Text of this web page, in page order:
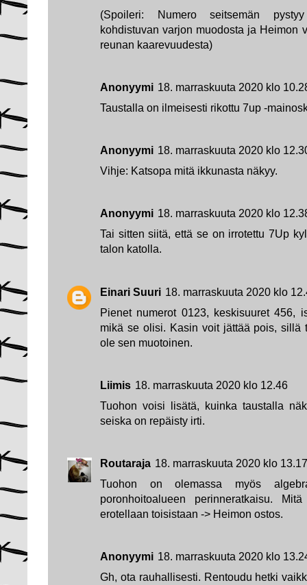
(Spoileri: Numero seitsemän
kohdistuvan varjon muodosta ja Heimon
reunan kaarevuudesta)
Anonyymi 18. marraskuuta 2020 klo
Taustalla on ilmeisesti rikottu 7up -
Anonyymi 18. marraskuuta 2020 klo
Vihje: Katsopa mitä ikkunasta näkyy.
Anonyymi 18. marraskuuta 2020 klo
Tai sitten siitä, että se on irrotettu 7Up
talon katolla.
Einari Suuri 18. marraskuuta 2020 klo
Pienet numerot 0123, keskisuuret 456,
mikä se olisi. Kasin voit jättää pois, sillä
ole sen muotoinen.
Liimis 18. marraskuuta 2020 klo 12.46
Tuohon voisi lisätä, kuinka taustalla
seiska on repäisty irti.
Routaraja 18. marraskuuta 2020 klo 13.17
Tuohon on olemassa myös
poronhoitoalueen perinneratkaisu.
erotellaan toisistaan -> Heimon ostos.
Anonyymi 18. marraskuuta 2020 klo
Gh, ota rauhallisesti. Rentoudu hetki